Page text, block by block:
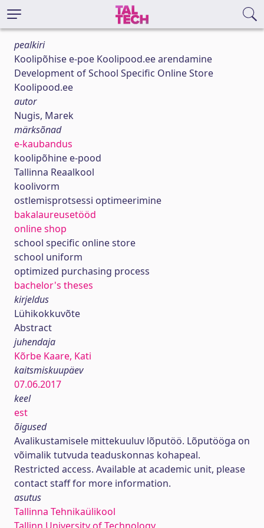
pealkiri
Koolipõhise e-poe Koolipood.ee arendamine
Development of School Specific Online Store
Koolipood.ee
autor
Nugis, Marek
märksõnad
e-kaubandus
koolipõhine e-pood
Tallinna Reaalkool
koolivorm
ostlemisprotsessi optimeerimine
bakalaureusetööd
online shop
school specific online store
school uniform
optimized purchasing process
bachelor's theses
kirjeldus
Lühikokkuvõte
Abstract
juhendaja
Kõrbe Kaare, Kati
kaitsmiskuupäev
07.06.2017
keel
est
õigused
Avalikustamisele mittekuuluv lõputöö. Lõputööga on
võimalik tutvuda teaduskonnas kohapeal.
Restricted access. Available at academic unit, please
contact staff for more information.
asutus
Tallinna Tehnikaülikool